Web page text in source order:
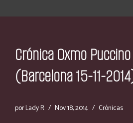
Crónica Oxmo
(Barcelona 15-11-
porLady R Nov 18, 2014 Crónicas